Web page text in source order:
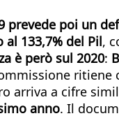
prevede poi un
al 133,7% del Pil,
è però sul 2020:
ritiene
arriva a cifre
anno. Il